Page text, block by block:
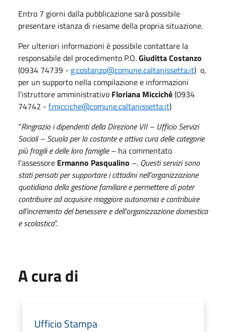
Entro 7 giorni dalla pubblicazione sarà possibile
presentare istanza di riesame della propria situazione.
Per ulteriori informazioni è possibile contattare la
responsabile del procedimento P.O.Giuditta Costanzo
(0934 74739 - g.costanzo@comune.caltanissetta.it) o,
per un supporto nella compilazione e informazioni
l’istruttore amministrativo Floriana Miccichè(0934
74742 - f.micciche@comune.caltanissetta.it)
“Ringrazio i dipendenti della Direzione VII – Ufficio Servizi
Sociali – Scuola per la costante e attiva cura delle categorie
più fragili e delle loro famiglie– ha commentato
l’assessore Ermanno Pasqualino –. Questi servizi sono
stati pensati per supportare i cittadini nell’organizzazione
quotidiana della gestione familiare e permettere di poter
contribuire ad acquisire maggiore autonomia e contribuire
all’incremento del benessere e dell’organizzazione domestica
e scolastica”.
A cura di
Ufficio Stampa